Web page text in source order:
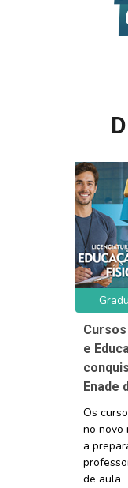
e
Enade
Os
no novo
a
de aula